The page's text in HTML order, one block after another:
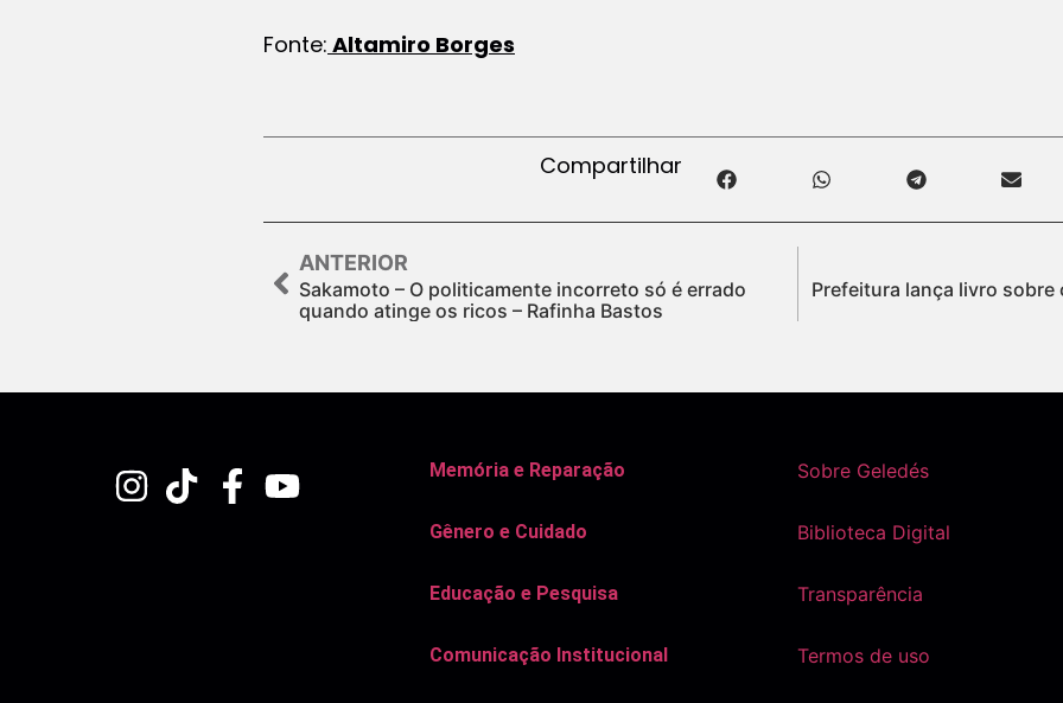
Fonte: Altamiro Borges
Compartilhar
ANTERIOR
Sakamoto – O politicamente incorreto só é errado
quando atinge os ricos – Rafinha Bastos
Prefeitura lança livro
Memória e Reparação
Gênero e Cuidado
Educação e Pesquisa
Comunicação Institucional
Sobre Geledés
Biblioteca Digital
Transparência
Termos de uso